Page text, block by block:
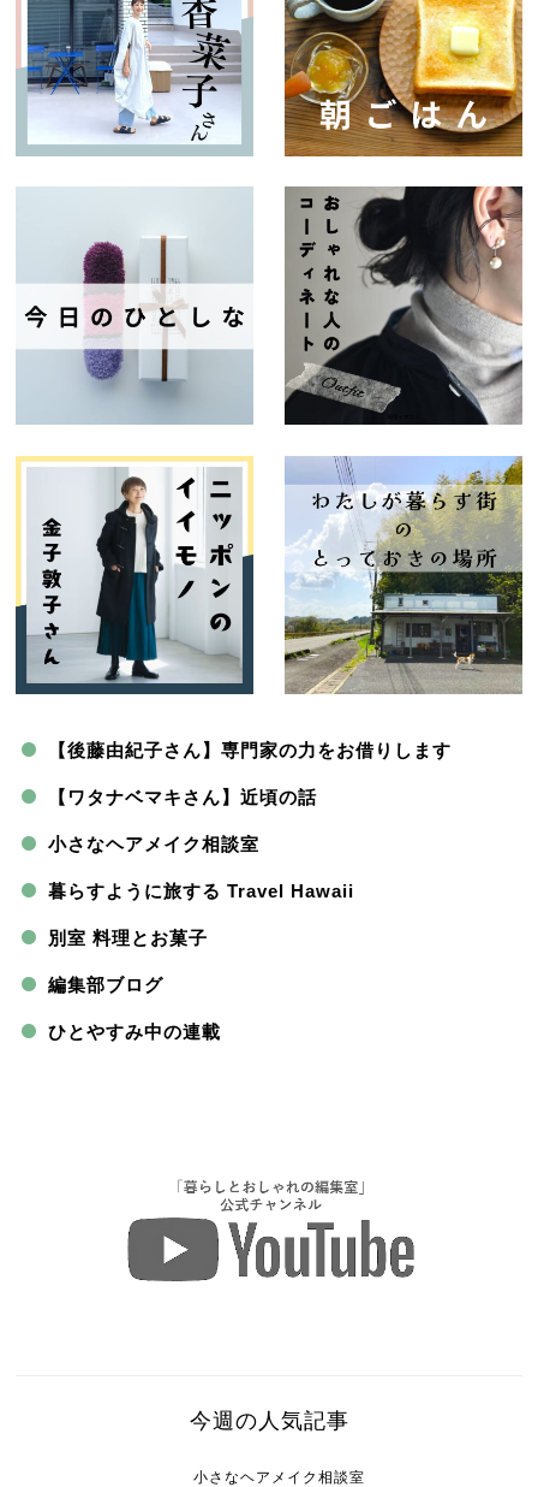
【後藤由紀子さん】専門家の力をお借りします
【ワタナベマキさん】近頃の話
小さなヘアメイク相談室
暮らすように旅する Travel Hawaii
別室 料理とお菓子
編集部ブログ
ひとやすみ中の連載
今週の人気記事
小さなヘアメイク相談室